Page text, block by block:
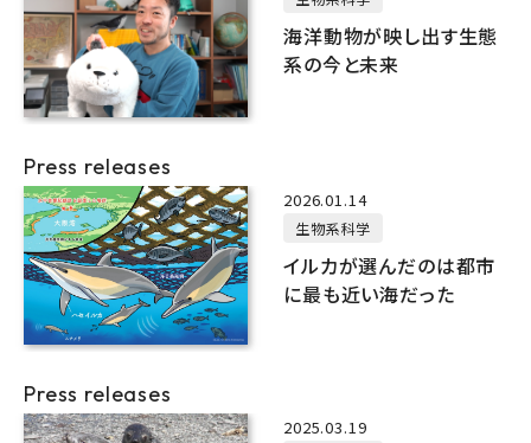
海洋動物が映し出す生態
系の今と未来
Press releases
2026.01.14
生物系科学
イルカが選んだのは都市
に最も近い海だった
Press releases
2025.03.19